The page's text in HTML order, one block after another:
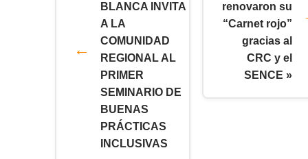
BLANCA INVITA
A LA
COMUNIDAD
REGIONAL AL
PRIMER
SEMINARIO DE
BUENAS
PRÁCTICAS
INCLUSIVAS
renovaron su
“Carnet rojo”
gracias al
CRC y el
SENCE »